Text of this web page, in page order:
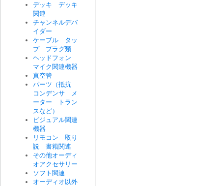
デッキ デッキ
関連
チャンネルデバ
イダー
ケーブル タッ
プ プラグ類
ヘッドフォン
マイク関連機器
真空管
パーツ（抵抗
コンデンサ メ
ーター トラン
スなど）
ビジュアル関連
機器
リモコン 取り
説 書籍関連
その他オーディ
オアクセサリー
ソフト関連
オーディオ以外